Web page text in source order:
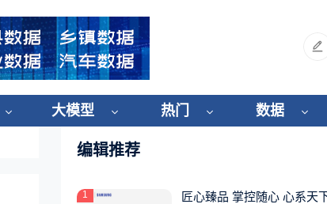
大模型 热门 数据
编辑推荐
1
匠心臻品 掌控随心 心系天